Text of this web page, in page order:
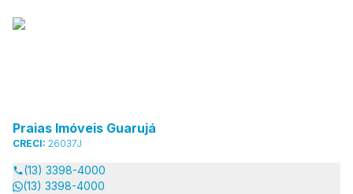
Praias Imóveis Guarujá
CRECI: 26037J
(13) 3398-4000
(13) 3398-4000